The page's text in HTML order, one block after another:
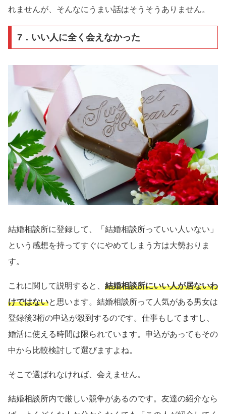
れませんが、そんなにうまい話はそうそうありません。
7．いい人に全く会えなかった
結婚相談所に登録して、「結婚相談所っていい人いない」
という感想を持ってすぐにやめてしまう方は大勢おりま
す。
これに関して説明すると、 結婚相談所にいい人が居ないわ
けではないと思います。結婚相談所って人気がある男女は
登録後3桁の申込が殺到するのです。仕事もしてますし、
婚活に使える時間は限られています。申込があってもその
中から比較検討して選びますよね。
そこで選ばれなければ、会えません。
結婚相談所内で厳しい競争があるのです。友達の紹介なら